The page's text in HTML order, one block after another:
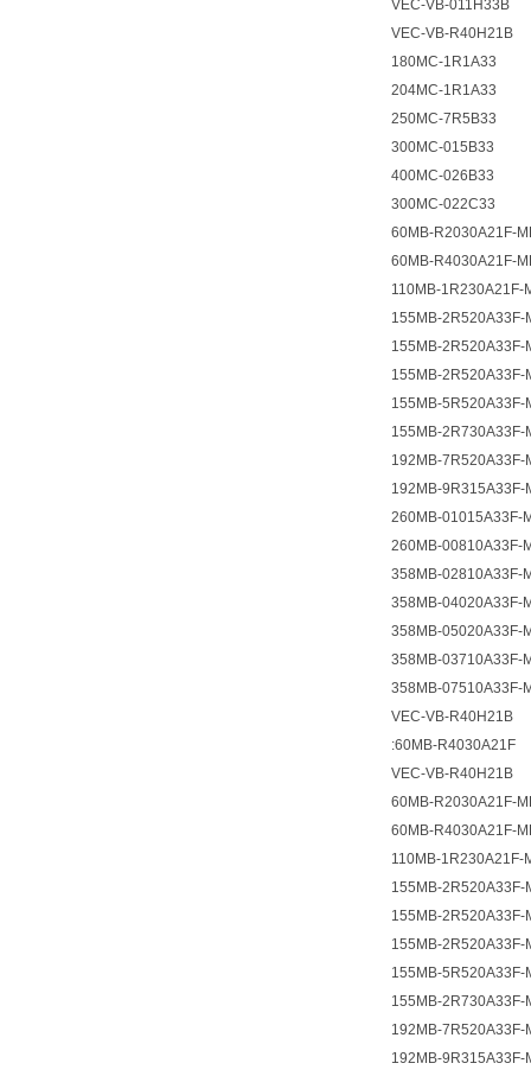
VEC-VB-011H33B
VEC-VB-R40H21B
180MC-1R1A33
204MC-1R1A33
250MC-7R5B33
300MC-015B33
400MC-026B33
300MC-022C33
60MB-R2030A21F-
60MB-R4030A21F-
110MB-1R230A21F-
155MB-2R520A33F-
155MB-2R520A33F-
155MB-2R520A33F-
155MB-5R520A33F-
155MB-2R730A33F-
192MB-7R520A33F-
192MB-9R315A33F-
260MB-01015A33F-
260MB-00810A33F-
358MB-02810A33F-
358MB-04020A33F-
358MB-05020A33F-
358MB-03710A33F-
358MB-07510A33F-
VEC-VB-R40H21B
:60MB-R4030A21F
VEC-VB-R40H21B
60MB-R2030A21F-
60MB-R4030A21F-
110MB-1R230A21F-
155MB-2R520A33F-
155MB-2R520A33F-
155MB-2R520A33F-
155MB-5R520A33F-
155MB-2R730A33F-
192MB-7R520A33F-
192MB-9R315A33F-